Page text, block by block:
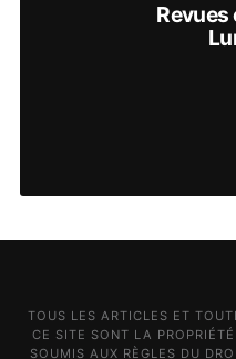
Revues
TOUS LES ARTICLES ET
CE SITE SONT LA
SOUMIS AUX RÈGLES DU